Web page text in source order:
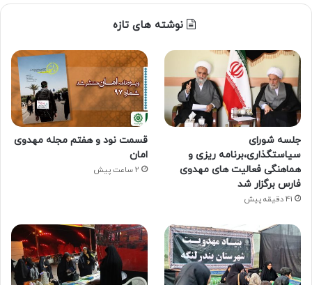
نوشته های تازه
جلسه شورای
سیاستگذاری،برنامه ریزی و
هماهنگی فعالیت های مهدوی
فارس برگزار شد
41 دقیقه پیش
قسمت نود و هفتم مجله مهدوی
امان
2 ساعت پیش